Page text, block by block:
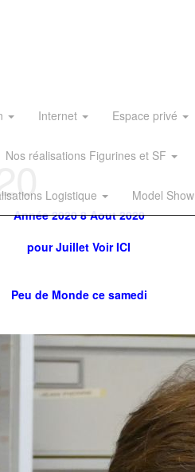
Internet Espace privé
Nos réalisations Figurines et SF
Logistique Model Show
Année 2020 8 Aout 2020
pourJuillet Voir ICI
Peu de Monde ce samedi